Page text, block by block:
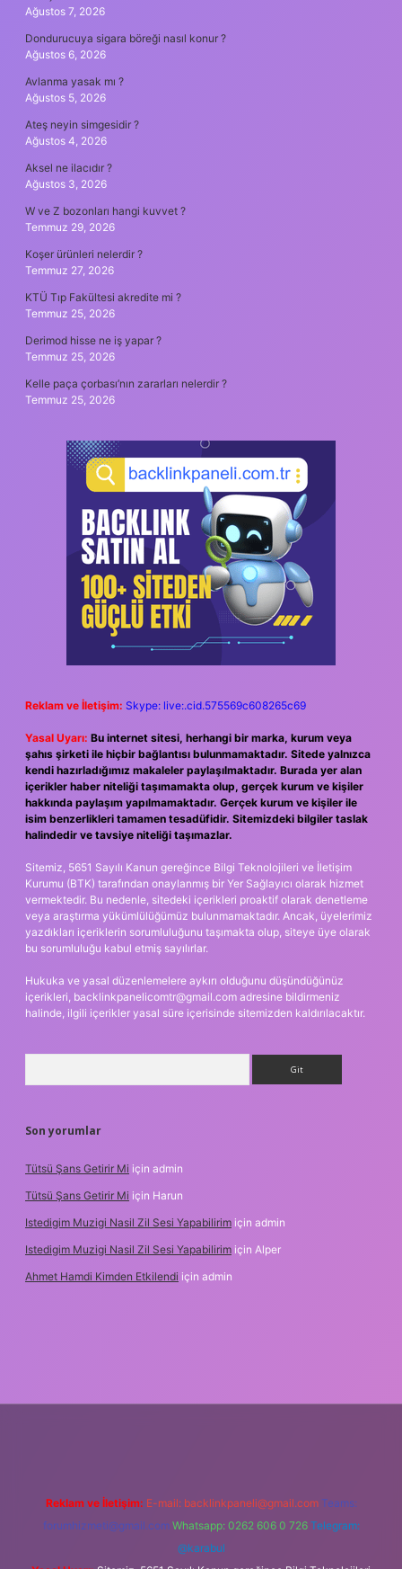
Ağustos 7, 2026
Dondurucuya sigara böreği nasıl konur ?
Ağustos 6, 2026
Avlanma yasak mı ?
Ağustos 5, 2026
Ateş neyin simgesidir ?
Ağustos 4, 2026
Aksel ne ilacıdır ?
Ağustos 3, 2026
W ve Z bozonları hangi kuvvet ?
Temmuz 29, 2026
Koşer ürünleri nelerdir ?
Temmuz 27, 2026
KTÜ Tıp Fakültesi akredite mi ?
Temmuz 25, 2026
Derimod hisse ne iş yapar ?
Temmuz 25, 2026
Kelle paça çorbası’nın zararları nelerdir ?
Temmuz 25, 2026
Reklam ve İletişim: Skype: live:.cid.575569c608265c69
Yasal Uyarı: Bu internet sitesi, herhangi bir marka, kurum veya
şahıs şirketi ile hiçbir bağlantısı bulunmamaktadır. Sitede yalnızca
kendi hazırladığımız makaleler paylaşılmaktadır. Burada yer alan
içerikler haber niteliği taşımamakta olup, gerçek kurum ve kişiler
hakkında paylaşım yapılmamaktadır. Gerçek kurum ve kişiler ile
isim benzerlikleri tamamen tesadüfidir. Sitemizdeki bilgiler taslak
halindedir ve tavsiye niteliği taşımazlar.
Sitemiz, 5651 Sayılı Kanun gereğince Bilgi Teknolojileri ve İletişim
Kurumu (BTK) tarafından onaylanmış bir Yer Sağlayıcı olarak hizmet
vermektedir. Bu nedenle, sitedeki içerikleri proaktif olarak denetleme
veya araştırma yükümlülüğümüz bulunmamaktadır. Ancak, üyelerimiz
yazdıkları içeriklerin sorumluluğunu taşımakta olup, siteye üye olarak
bu sorumluluğu kabul etmiş sayılırlar.
Hukuka ve yasal düzenlemelere aykırı olduğunu düşündüğünüz
içerikleri, backlinkpanelicomtr@gmail.com adresine bildirmeniz
halinde, ilgili içerikler yasal süre içerisinde sitemizden kaldırılacaktır.
Son yorumlar
Tütsü Şans Getirir Mi için admin
Tütsü Şans Getirir Mi için Harun
Istedigim Muzigi Nasil Zil Sesi Yapabilirim için admin
Istedigim Muzigi Nasil Zil Sesi Yapabilirim için Alper
Ahmet Hamdi Kimden Etkilendi için admin
Reklam ve İletişim: E-mail: backlinkpaneli@gmail.com Teams:
forumhizmeti@gmail.com Whatsapp: 0262 606 0 726 Telegram:
@karabul